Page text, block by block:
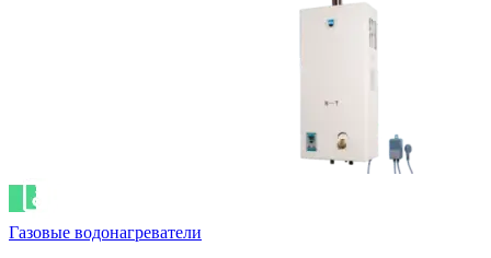
Газовые водонагреватели